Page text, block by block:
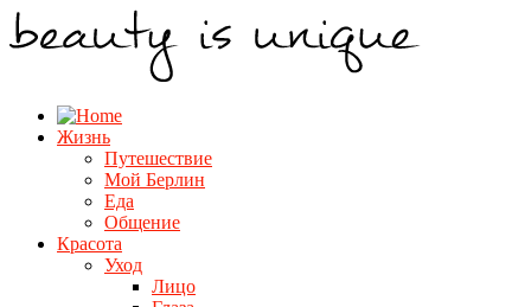
Жизнь
Путешествие
Мой Берлин
Еда
Общение
Красота
Уход
Лицо